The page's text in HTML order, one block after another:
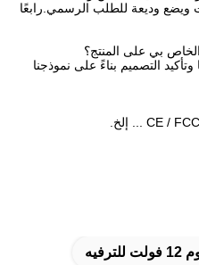
ويضع وديعة للطلب الرسمي.رابعًا
التصميم بناءً على نموذجنا